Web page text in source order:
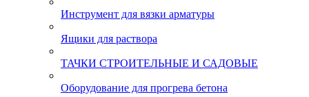
Инструмент для вязки арматуры
Ящики для раствора
ТАЧКИ СТРОИТЕЛЬНЫЕ И САДОВЫЕ
Оборудование для прогрева бетона